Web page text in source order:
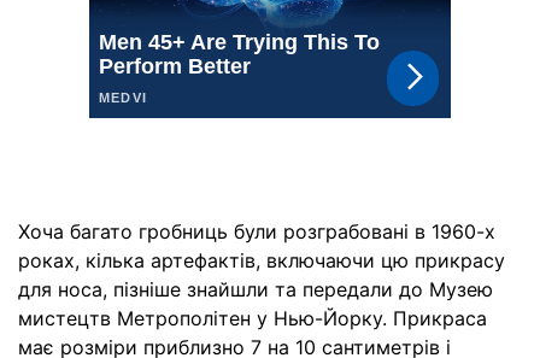
Хоча багато гробниць були розграбовані в 1960-х
роках, кілька артефактів, включаючи цю прикрасу
для носа, пізніше знайшли та передали до Музею
мистецтв Метрополітен у Нью-Йорку. Прикраса
має розміри приблизно 7 на 10 сантиметрів і